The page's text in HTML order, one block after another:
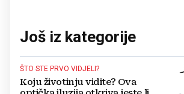
Još iz kategorije
ŠTO STE PRVO VIDJELI?
Koju životinju vidite? Ova